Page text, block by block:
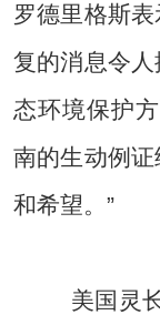
罗德里格斯
复的消息令
态环境保护
南的生动例
和希望。”
美国灵长